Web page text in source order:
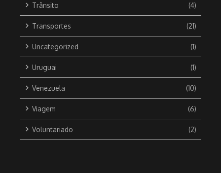
Trânsito (4)
Transportes (21)
Uncategorized (1)
Uruguai (1)
Venezuela (10)
Viagem (6)
Voluntariado (2)